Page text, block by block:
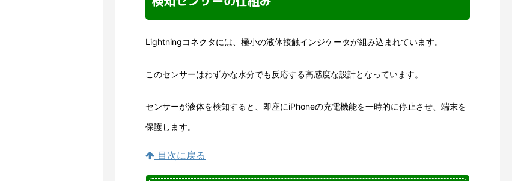
Lightningコネクタには、極小の液体接触インジケータが組み込まれています。
このセンサーはわずかな水分でも反応する高感度な設計となっています。
センサーが液体を検知すると、即座にiPhoneの充電機能を一時的に停止させ、端末を
保護します。
目次に戻る